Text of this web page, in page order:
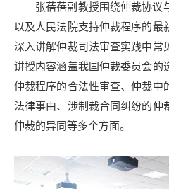
张蓓蓓副教授围绕仲裁协议
以及人民法院支持仲裁程序的最
深入讲解仲裁司法审查实践中常
讲授内容涵盖我国仲裁委员会的
仲裁程序的合法性审查、仲裁中
法律事由、涉制裁合同纠纷的仲
仲裁的异同等多个方面。